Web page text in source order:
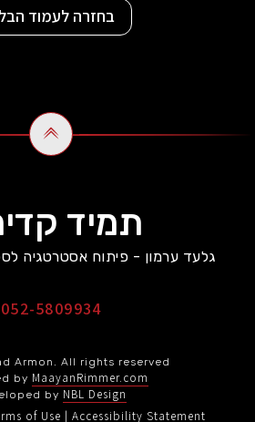
בחזרה לעמוד
תמיד
גלעד ערמון - פיתוח אסטרטגיה
052-5809934
Armon. All rights reserved
by MaayanRimmer.com
by NBL Design
of Use Accessibility Statement